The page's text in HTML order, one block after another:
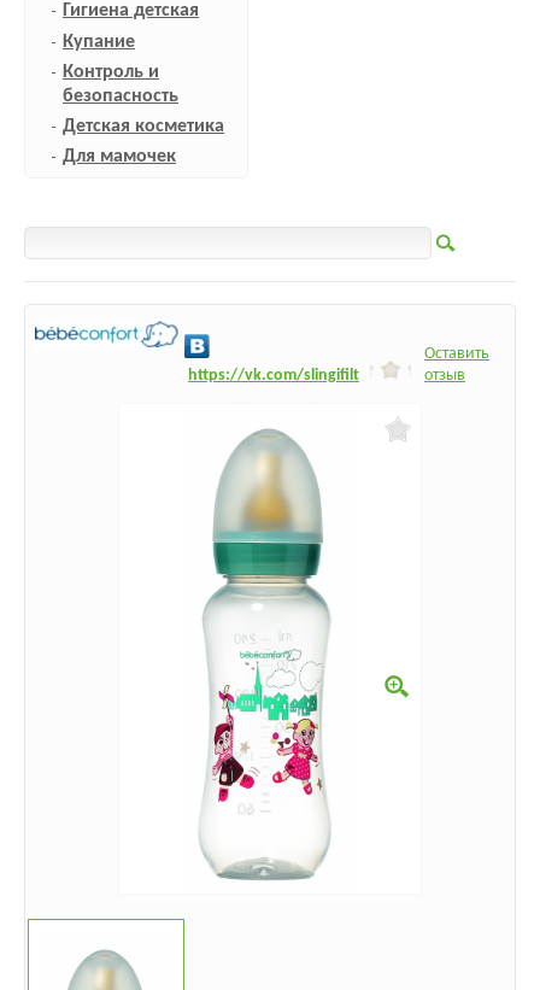
Гигиена детская
Купание
Контроль и
безопасность
Детская косметика
Для мамочек
https://vk.com/slingifilt
Оставить
отзыв